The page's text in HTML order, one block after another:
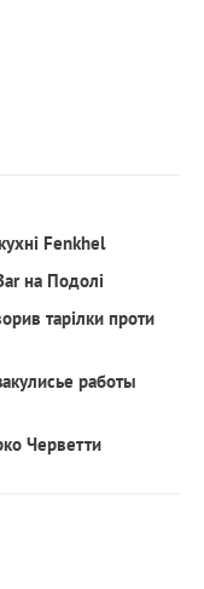
Fenkhel
на Подолі
тарілки проти
работы
Черветти